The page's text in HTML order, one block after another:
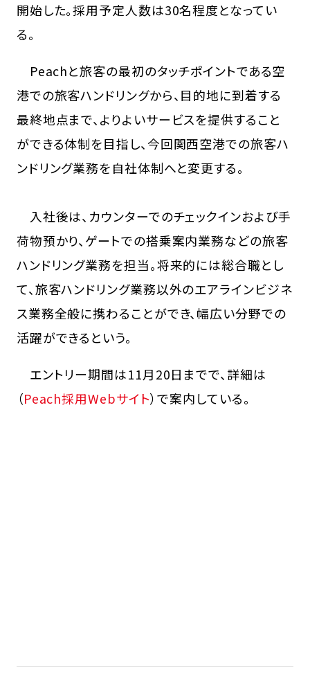
開始した。採用予定人数は30名程度となってい
る。
Peachと旅客の最初のタッチポイントである空
港での旅客ハンドリングから、目的地に到着する
最終地点まで、よりよいサービスを提供すること
ができる体制を目指し、今回関西空港での旅客ハ
ンドリング業務を自社体制へと変更する。
入社後は、カウンターでのチェックインおよび手
荷物預かり、ゲートでの搭乗案内業務などの旅客
ハンドリング業務を担当。将来的には総合職とし
て、旅客ハンドリング業務以外のエアラインビジネ
ス業務全般に携わることができ、幅広い分野での
活躍ができるという。
エントリー期間は11月20日までで、詳細は
（Peach採用Webサイト）で案内している。